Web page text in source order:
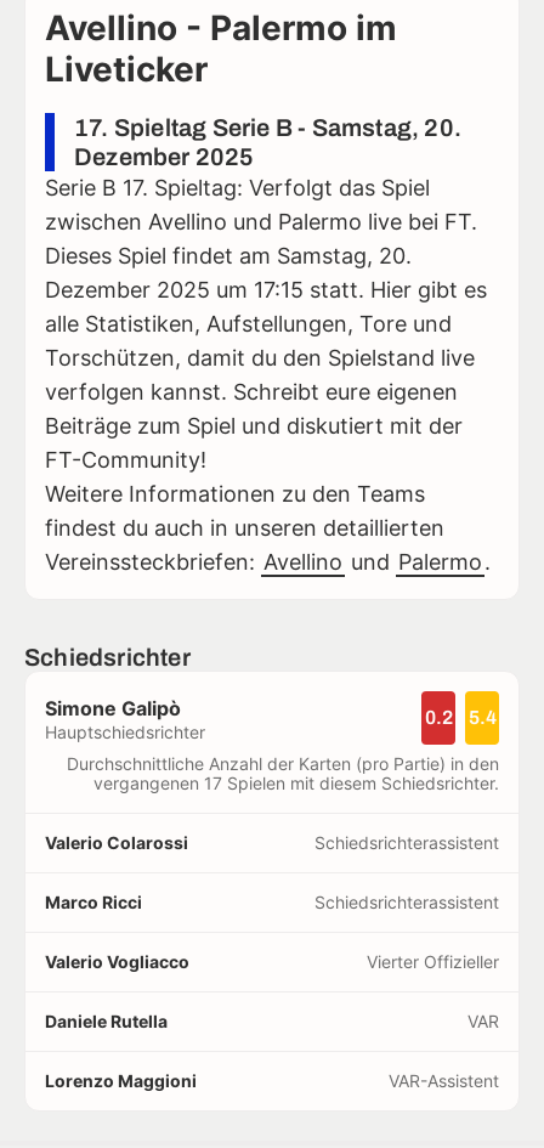
Avellino - Palermo im
Liveticker
17. Spieltag Serie B - Samstag, 20.
Dezember 2025
Serie B 17. Spieltag: Verfolgt das Spiel
zwischen Avellino und Palermo live bei FT.
Dieses Spiel findet am Samstag, 20.
Dezember 2025 um 17:15 statt. Hier gibt es
alle Statistiken, Aufstellungen, Tore und
Torschützen, damit du den Spielstand live
verfolgen kannst. Schreibt eure eigenen
Beiträge zum Spiel und diskutiert mit der
FT-Community!
Weitere Informationen zu den Teams
findest du auch in unseren detaillierten
Vereinssteckbriefen: Avellino und Palermo.
Schiedsrichter
Simone Galipò
Hauptschiedsrichter
0.2 5.4
Durchschnittliche Anzahl der Karten (pro Partie) in den
vergangenen 17 Spielen mit diesem Schiedsrichter.
Valerio Colarossi Schiedsrichterassistent
Marco Ricci Schiedsrichterassistent
Valerio Vogliacco Vierter Offizieller
Daniele Rutella VAR
Lorenzo Maggioni VAR-Assistent